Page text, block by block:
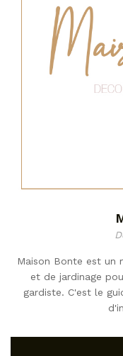
Maison Bonte est un
et de jardinage
gardiste. C'est le